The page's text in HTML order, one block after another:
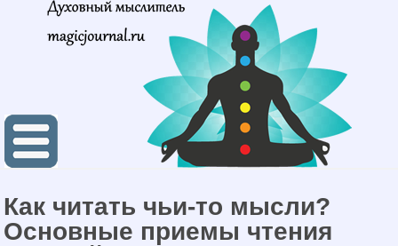
Как читать чьи-то мысли?
Основные приемы чтения